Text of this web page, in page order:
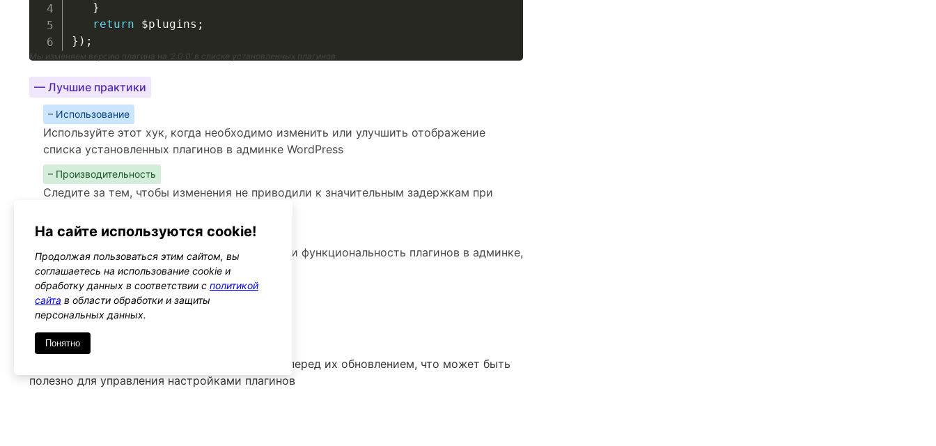
}
return
$plugins ;
} ) ;
Мы изменяем версию плагина на ‘2.0.0’ в списке установленных плагинов
— Лучшие практики
– Использование
Используйте этот хук, когда необходимо изменить или улучшить отображение
списка установленных плагинов в админке WordPress
– Производительность
Следите за тем, чтобы изменения не приводили к значительным задержкам при
– Предупреждения
Изменения могут повлиять на отображение и функциональность плагинов в админке,
поэтому тестируйте изменения
Альтернативы
pre_update_option
Тип: filter
Этот хук позволяет изменять значения опций перед их обновлением, что может быть
полезно для управления настройками плагинов
На сайте используются cookie!
Продолжая пользоваться этим сайтом, вы
соглашаетесь на использование cookie и
обработку данных в соответствии с политикой
сайта в области обработки и защиты
персональных данных.
Понятно